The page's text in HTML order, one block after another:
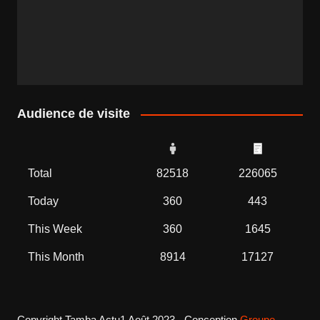
Audience de visite
Total 82518 226065
Today 360 443
This Week 360 1645
This Month 8914 17127